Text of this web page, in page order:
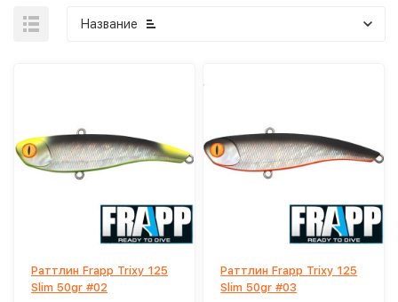
Название
Раттлин Frapp Trixy 125
Slim 50gr #02
Раттлин Frapp Trixy 125
Slim 50gr #03